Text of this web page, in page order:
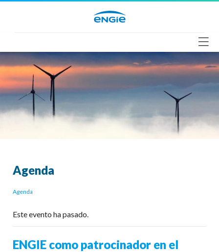
Agenda
Agenda
Este evento ha pasado.
ENGIE como patrocinador en el